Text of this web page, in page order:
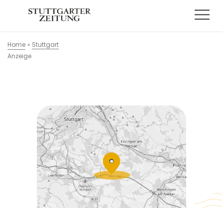
Home » Stuttgart
Anzeige